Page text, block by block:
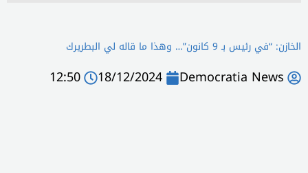
الخازن: “في رئيس بـ 9 كانون”… وهذا ما قاله لي البطريرك
Democratia News
18/12/2024
12:50